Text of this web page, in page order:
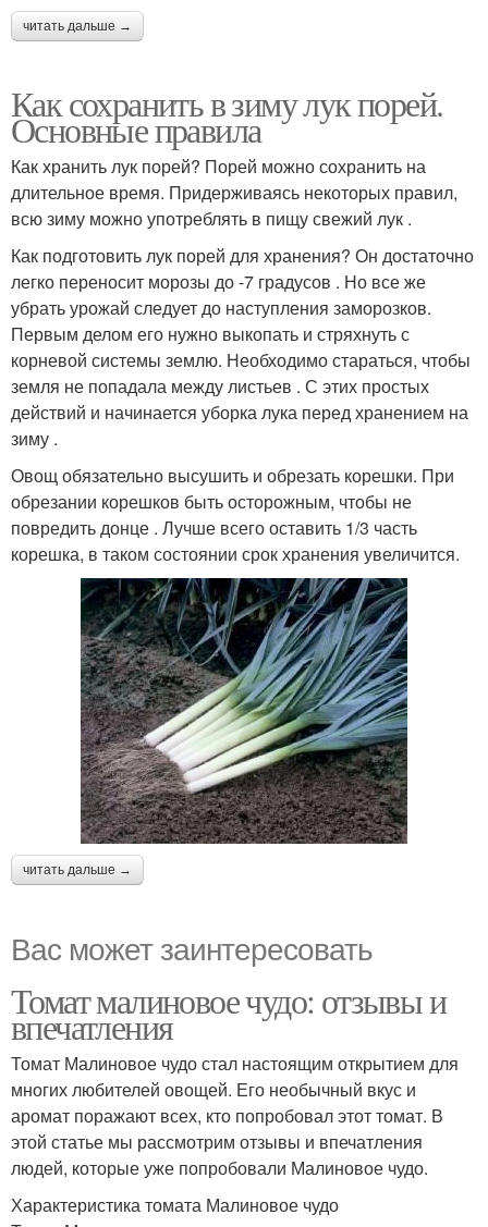
читать дальше →
Как сохранить в зиму лук порей.
Основные правила
Как хранить лук порей? Порей можно сохранить на
длительное время. Придерживаясь некоторых правил,
всю зиму можно употреблять в пищу свежий лук .
Как подготовить лук порей для хранения? Он достаточно
легко переносит морозы до -7 градусов . Но все же
убрать урожай следует до наступления заморозков.
Первым делом его нужно выкопать и стряхнуть с
корневой системы землю. Необходимо стараться, чтобы
земля не попадала между листьев . С этих простых
действий и начинается уборка лука перед хранением на
зиму .
Овощ обязательно высушить и обрезать корешки. При
обрезании корешков быть осторожным, чтобы не
повредить донце . Лучше всего оставить 1/3 часть
корешка, в таком состоянии срок хранения увеличится.
читать дальше →
Вас может заинтересовать
Томат малиновое чудо: отзывы и
впечатления
Томат Малиновое чудо стал настоящим открытием для
многих любителей овощей. Его необычный вкус и
аромат поражают всех, кто попробовал этот томат. В
этой статье мы рассмотрим отзывы и впечатления
людей, которые уже попробовали Малиновое чудо.
Характеристика томата Малиновое чудо